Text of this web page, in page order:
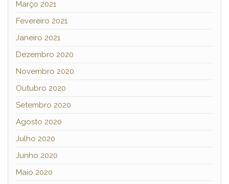
Março 2021
Fevereiro 2021
Janeiro 2021
Dezembro 2020
Novembro 2020
Outubro 2020
Setembro 2020
Agosto 2020
Julho 2020
Junho 2020
Maio 2020